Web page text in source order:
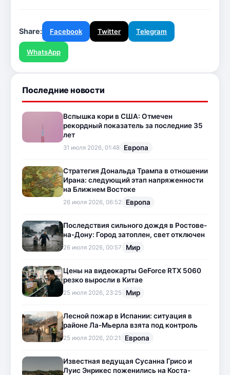
Share: Facebook Twitter Telegram
WhatsApp
Последние новости
Вспышка кори в США: Отмечен
рекордный показатель за последние 35
лет
31 июля 2026, 01:48 Европа
Стратегия Дональда Трампа в отношении
Ирана: следующий этап напряженности
на Ближнем Востоке
26 июля 2026, 06:52 Европа
Последствия сильного дождя в Ростове-
на-Дону: Город затоплен, свет отключен
26 июля 2026, 00:57 Мир
Цены на видеокарты GeForce RTX 5060
резко выросли в Китае
25 июля 2026, 23:25 Мир
Лесной пожар в Испании: ситуация в
районе Ла-Мьерла взята под контроль
25 июля 2026, 20:21 Европа
Известная ведущая Сусанна Грисо и
Луис Энрикес поженились на Коста-